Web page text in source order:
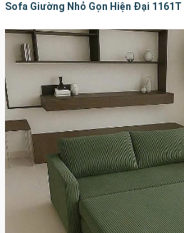
Sofa Giường Nhỏ Gọn Hiện Đại 1161T